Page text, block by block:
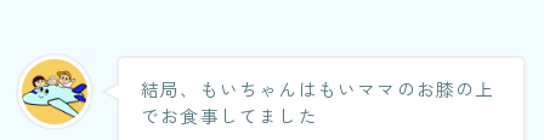
結局、もいちゃんはもいママのお膝の上
でお食事してました